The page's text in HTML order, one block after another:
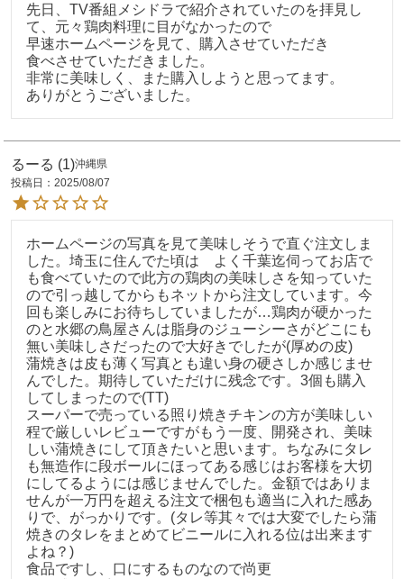
先日、TV番組メシドラで紹介されていたのを拝見し
て、元々鶏肉料理に目がなかったので
早速ホームページを見て、購入させていただき
食べさせていただきました。
非常に美味しく、また購入しようと思ってます。
るーる 1 沖縄県
投稿日
2025/08/07
ホームページの写真を見て美味しそうで直ぐ注文しま
した。埼玉に住んでた頃は　よく千葉迄伺ってお店で
も食べていたので此方の鶏肉の美味しさを知っていた
ので引っ越してからもネットから注文しています。今
回も楽しみにお待ちしていましたが…鶏肉が硬かった
のと水郷の鳥屋さんは脂身のジューシーさがどこにも
無い美味しさだったので大好きでしたが(厚めの皮)
蒲焼きは皮も薄く写真とも違い身の硬さしか感じませ
んでした。期待していただけに残念です。3個も購入
してしまったので(TT)
スーパーで売っている照り焼きチキンの方が美味しい
程で厳しいレビューですがもう一度、開発され、美味
しい蒲焼きにして頂きたいと思います。ちなみにタレ
も無造作に段ボールにほってある感じはお客様を大切
にしてるようには感じませんでした。金額ではありま
せんが一万円を超える注文で梱包も適当に入れた感あ
りで、がっかりです。(タレ等其々では大変でしたら蒲
焼きのタレをまとめてビニールに入れる位は出来ます
よね？)
食品ですし、口にするものなので尚更